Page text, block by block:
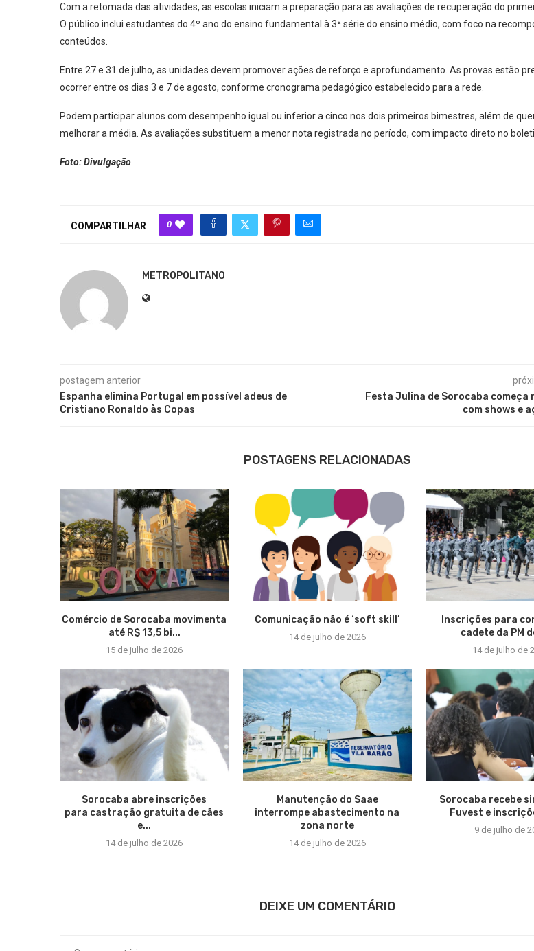
Com a retomada das atividades, as escolas iniciam a preparação para as avaliações de recuperação do
O público inclui estudantes do 4º ano do ensino fundamental à 3ª série do ensino médio, com foco na
conteúdos.
Entre 27 e 31 de julho, as unidades devem promover ações de reforço e aprofundamento. As provas estão
ocorrer entre os dias 3 e 7 de agosto, conforme cronograma pedagógico estabelecido para a rede.
Podem participar alunos com desempenho igual ou inferior a cinco nos dois primeiros bimestres, além de
melhorar a média. As avaliações substituem a menor nota registrada no período, com impacto direto no
Foto: Divulgação
COMPARTILHAR 0
METROPOLITANO
postagem anterior
Espanha elimina Portugal em possível adeus de
Cristiano Ronaldo às Copas
Festa Julina de Sorocaba
com shows e
POSTAGENS RELACIONADAS
Comércio de Sorocaba movimenta
até R$ 13,5 bi...
15 de julho de 2026
Comunicação não é ‘soft skill’
14 de julho de 2026
Inscrições para
cadete da PM
14 de julho de
Sorocaba abre inscrições
para castração gratuita de cães
e...
14 de julho de 2026
Manutenção do Saae
interrompe abastecimento na
zona norte
14 de julho de 2026
Sorocaba recebe
Fuvest e
9 de julho de
DEIXE UM COMENTÁRIO